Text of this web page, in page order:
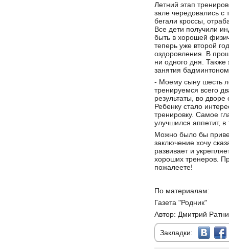
Летний этап
зале чередовались
бегали кроссы,
Все дети получили
быть в хорошей
теперь уже второй
оздоровления. В
ни одного дня.
занятия
- Моему сыну шесть
тренируемся всего
результаты, во дворе
Ребенку стало
тренировку. Самое
улучшился аппетит,
Можно было бы
заключение хочу
развивает и
хороших тренеров.
пожалеете!
По материалам:
Газета "Родник"
Автор: Дмитрий
Закладки: